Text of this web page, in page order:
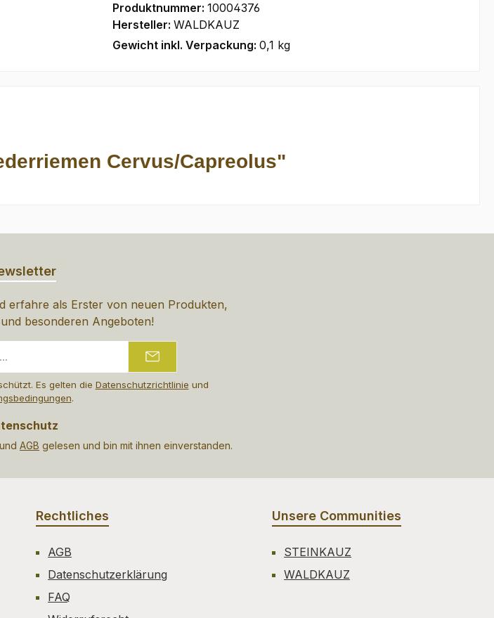
Produktnummer: 10004376
Hersteller: WALDKAUZ
Gewicht inkl. Verpackung: 0,1 kg
Cervus/Capreolus"
erfahre als Erster von neuen Produkten,
besonderen Angeboten!
Es gelten die Datenschutzrichtlinie und
.
und AGB gelesen und bin mit ihnen einverstanden.
Rechtliches
AGB
Datenschutzerklärung
FAQ
Unsere Communities
STEINKAUZ
WALDKAUZ